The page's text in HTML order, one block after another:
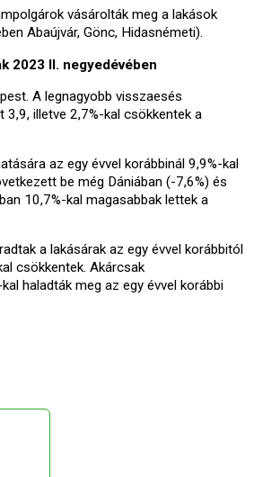
vásárolták meg a lakások
Abaújvár, Gönc, Hidasnémeti).
2023 II. negyedévében
A legnagyobb visszaesés
3,9, illetve 2,7%-kal csökkentek a
az egy évvel korábbinál 9,9%-kal
be még Dániában (-7,6%) és
10,7%-kal magasabbak lettek a
a lakásárak az egy évvel korábbitól
csökkentek. Akárcsak
haladták meg az egy évvel korábbi